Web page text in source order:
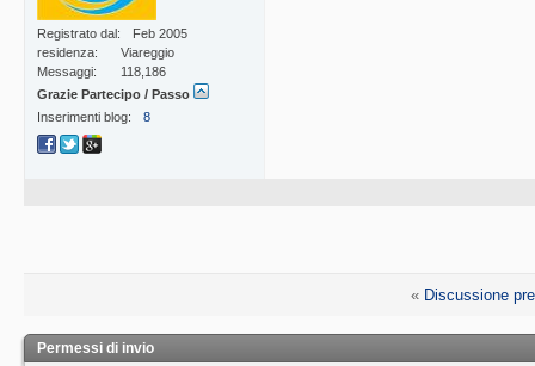
Registrato dal
Feb 2005
residenza
Viareggio
Messaggi
118,186
Grazie Partecipo / Passo
Inserimenti blog
8
« Discussione
Permessi di invio